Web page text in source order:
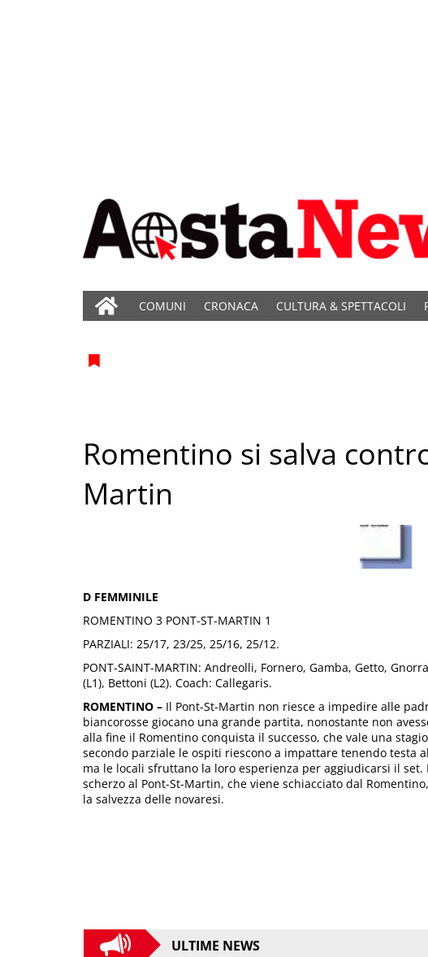
COMUNI CRONACA CULTURA & SPETTACOLI
Romentino si salva
Martin
D FEMMINILE
ROMENTINO 3 PONT-ST-MARTIN 1
PARZIALI: 25/17, 23/25, 25/16, 25/12.
PONT-SAINT-MARTIN: Andreolli, Fornero, Gamba, Getto,
(L1), Bettoni (L2). Coach: Callegaris.
ROMENTINO – Il Pont-St-Martin non riesce a impedire alle
biancorosse giocano una grande partita, nonostante non
alla fine il Romentino conquista il successo, che vale una
secondo parziale le ospiti riescono a impattare tenendo testa
ma le locali sfruttano la loro esperienza per aggiudicarsi il
scherzo al Pont-St-Martin, che viene schiacciato dal
la salvezza delle novaresi.
ULTIME NEWS